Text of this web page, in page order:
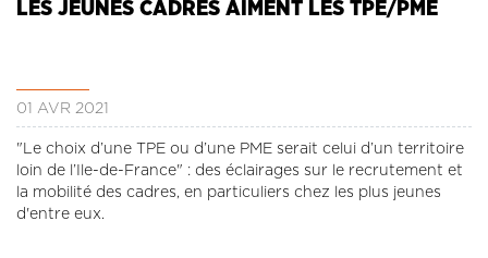
LES JEUNES CADRES AIMENT LES TPE/PME
01 AVR 2021
"Le choix d’une TPE ou d’une PME serait celui d’un territoire
loin de l’Ile-de-France" : des éclairages sur le recrutement et
la mobilité des cadres, en particuliers chez les plus jeunes
d'entre eux.